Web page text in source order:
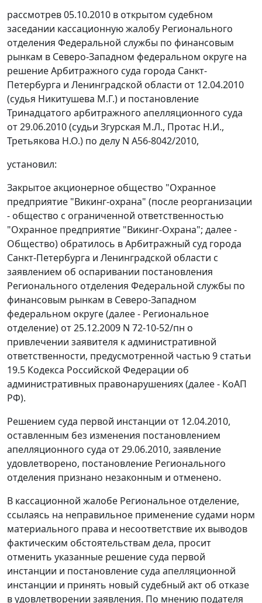
рассмотрев 05.10.2010 в открытом судебном
заседании кассационную жалобу Регионального
отделения Федеральной службы по финансовым
рынкам в Северо-Западном федеральном округе на
решение Арбитражного суда города Санкт-
Петербурга и Ленинградской области от 12.04.2010
(судья Никитушева М.Г.) и постановление
Тринадцатого арбитражного апелляционного суда
от 29.06.2010 (судьи Згурская М.Л., Протас Н.И.,
Третьякова Н.О.) по делу N А56-8042/2010,
установил:
Закрытое акционерное общество "Охранное
предприятие "Викинг-охрана" (после реорганизации
- общество с ограниченной ответственностью
"Охранное предприятие "Викинг-Охрана"; далее -
Общество) обратилось в Арбитражный суд города
Санкт-Петербурга и Ленинградской области с
заявлением об оспаривании постановления
Регионального отделения Федеральной службы по
финансовым рынкам в Северо-Западном
федеральном округе (далее - Региональное
отделение) от 25.12.2009 N 72-10-52/пн о
привлечении заявителя к административной
ответственности, предусмотренной частью 9 статьи
19.5 Кодекса Российской Федерации об
административных правонарушениях (далее - КоАП
РФ).
Решением суда первой инстанции от 12.04.2010,
оставленным без изменения постановлением
апелляционного суда от 29.06.2010, заявление
удовлетворено, постановление Регионального
отделения признано незаконным и отменено.
В кассационной жалобе Региональное отделение,
ссылаясь на неправильное применение судами норм
материального права и несоответствие их выводов
фактическим обстоятельствам дела, просит
отменить указанные решение суда первой
инстанции и постановление суда апелляционной
инстанции и принять новый судебный акт об отказе
в удовлетворении заявления. По мнению подателя